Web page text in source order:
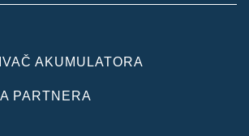
AKUMULATORA
PARTNERA